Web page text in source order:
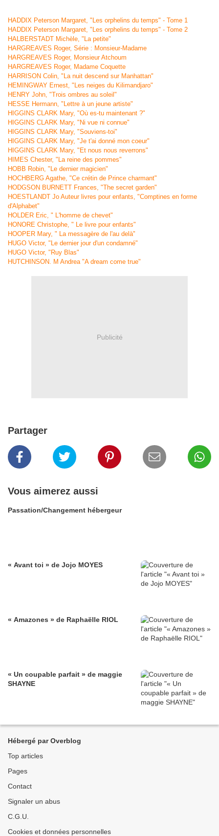
HADDIX Peterson Margaret, "Les orphelins du temps" - Tome 1
HADDIX Peterson Margaret, "Les orphelins du temps" - Tome 2
HALBERSTADT Michèle, "La petite"
HARGREAVES Roger, Série : Monsieur-Madame
HARGREAVES Roger, Monsieur Atchoum
HARGREAVES Roger, Madame Coquette
HARRISON Colin, "La nuit descend sur Manhattan"
HEMINGWAY Ernest, "Les neiges du Kilimandjaro"
HENRY John, "Trois ombres au soleil"
HESSE Hermann, "Lettre à un jeune artiste"
HIGGINS CLARK Mary, "Où es-tu maintenant ?"
HIGGINS CLARK Mary, "Ni vue ni connue"
HIGGINS CLARK Mary, "Souviens-toi"
HIGGINS CLARK Mary, "Je t'ai donné mon coeur"
HIGGINS CLARK Mary, "Et nous nous reverrons"
HIMES Chester, "La reine des pommes"
HOBB Robin, "Le dernier magicien"
HOCHBERG Agathe, "Ce crétin de Prince charmant"
HODGSON BURNETT Frances, "The secret garden"
HOESTLANDT Jo Auteur livres pour enfants, "Comptines en forme
d'Alphabet"
HOLDER Eric, " L'homme de chevet"
HONORE Christophe, " Le livre pour enfants"
HOOPER Mary, " La messagère de l'au delà"
HUGO Victor, "Le dernier jour d'un condamné"
HUGO Victor, "Ruy Blas"
HUTCHINSON. M Andrea "A dream come true"
Publicité
Partager
Vous aimerez aussi
Passation/Changement hébergeur
« Avant toi » de Jojo MOYES
« Amazones » de Raphaëlle RIOL
« Un coupable parfait » de maggie
SHAYNE
Hébergé par Overblog
Top articles
Pages
Contact
Signaler un abus
C.G.U.
Cookies et données personnelles